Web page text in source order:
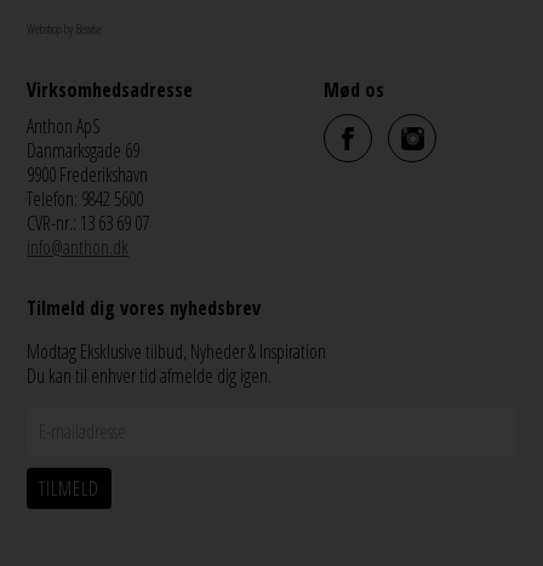
Webshop by Bewise
Virksomhedsadresse
Anthon ApS
Danmarksgade 69
9900 Frederikshavn
Telefon: 9842 5600
CVR-nr.: 13 63 69 07
info@anthon.dk
Mød os
Tilmeld dig vores nyhedsbrev
Modtag Eksklusive tilbud, Nyheder & Inspiration
Du kan til enhver tid afmelde dig igen.